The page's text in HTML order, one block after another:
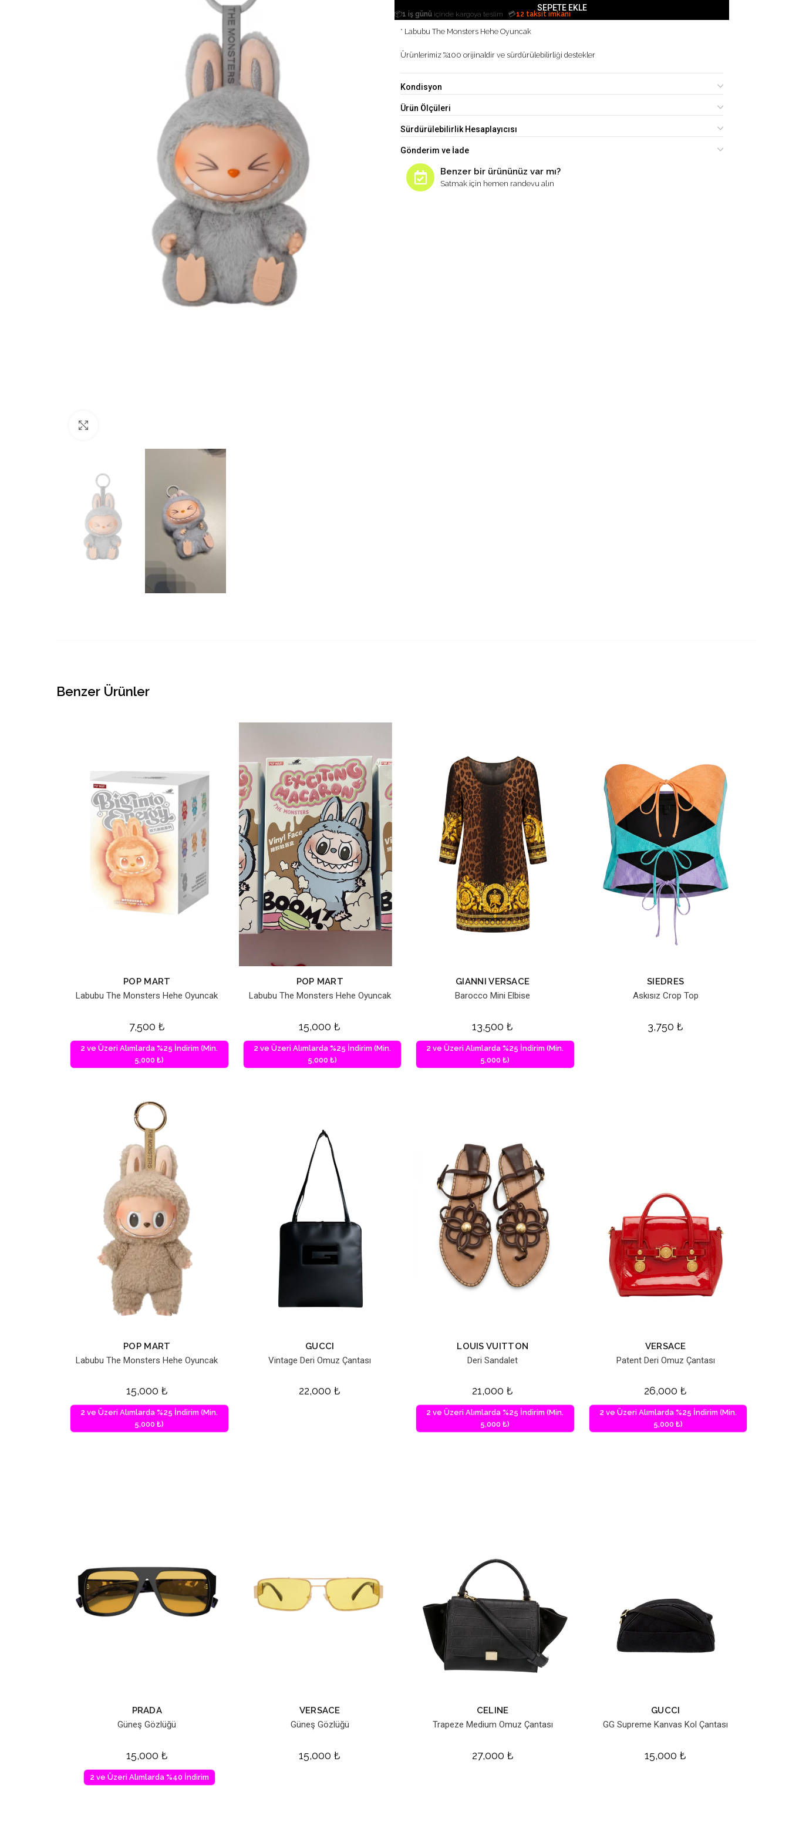
SEPETE EKLE
📦1 iş günü içinde kargoya teslim 💳12 taksit imkanı
* Labubu The Monsters Hehe Oyuncak
Ürünlerimiz %100 orijinaldir ve sürdürülebilirliği destekler
Kondisyon
Ürün Ölçüleri
Sürdürülebilirlik Hesaplayıcısı
Gönderim ve İade
Benzer bir ürününüz var mı?
Satmak için hemen randevu alın
Benzer Ürünler
POP MART
Labubu The Monsters Hehe Oyuncak
7,500 ₺
2 ve Üzeri Alımlarda %25 İndirim (Min.
5,000 ₺)
POP MART
Labubu The Monsters Hehe Oyuncak
15,000₺
2 ve Üzeri Alımlarda %25 İndirim (Min.
5,000 ₺)
GIANNI VERSACE
Barocco Mini Elbise
13,500₺
2 ve Üzeri Alımlarda %25 İndirim (Min.
5,000 ₺)
SIEDRES
Askısız Crop Top
3,750₺
POP MART
Labubu The Monsters Hehe Oyuncak
15,000 ₺
2 ve Üzeri Alımlarda %25 İndirim (Min.
5,000 ₺)
GUCCI
Vintage Deri Omuz Çantası
22,000₺
LOUIS VUITTON
Deri Sandalet
21,000₺
2 ve Üzeri Alımlarda %25 İndirim (Min.
5,000 ₺)
VERSACE
Patent Deri Omuz Çantası
26,000₺
2 ve Üzeri Alımlarda %25 İndirim (Min.
5,000 ₺)
PRADA
Güneş Gözlüğü
15,000 ₺
2 ve Üzeri Alımlarda %40 İndirim
VERSACE
Güneş Gözlüğü
15,000₺
CELINE
Trapeze Medium Omuz Çantası
27,000 ₺
GUCCI
GG Supreme Kanvas Kol Çantası
15,000₺